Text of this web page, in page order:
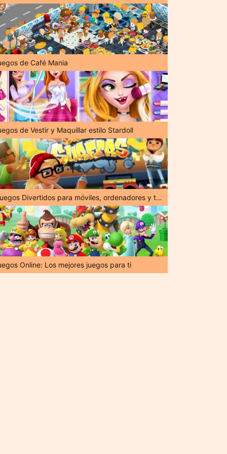
de Café Mania
de Vestir y Maquillar estilo Stardoll
¡Juegos Divertidos para móviles, ordenadores y tabletas!
Online: Los mejores juegos para ti